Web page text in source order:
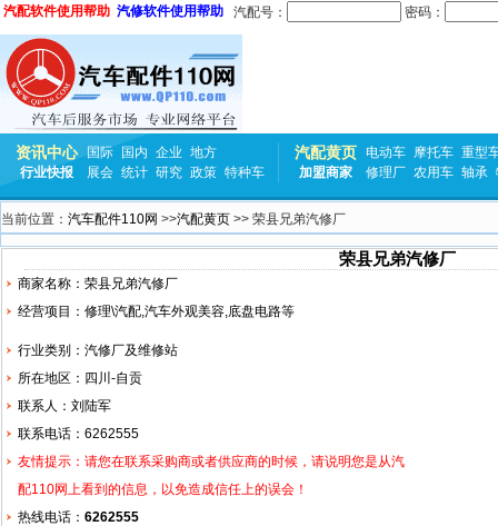
汽配软件使用帮助 汽修软件使用帮助 汽配号： 密码：
资讯中心 国际 国内 企业 地方
行业快报
展会 统计 研究 政策 特种车
汽配黄页 电动车 摩托车 重型
加盟商家
修理厂 农用车 轴承
当前位置： 汽车配件110网 >>汽配黄页 >> 荣县兄弟汽修厂
荣县兄弟汽修厂
商家名称：荣县兄弟汽修厂
经营项目：修理\汽配,汽车外观美容,底盘电路等
行业类别：汽修厂及维修站
所在地区：四川-自贡
联系人：刘陆军
联系电话：6262555
友情提示：请您在联系采购商或者供应商的时候，请说明您是从汽
配110网上看到的信息，以免造成信任上的误会！
热线电话： 6262555